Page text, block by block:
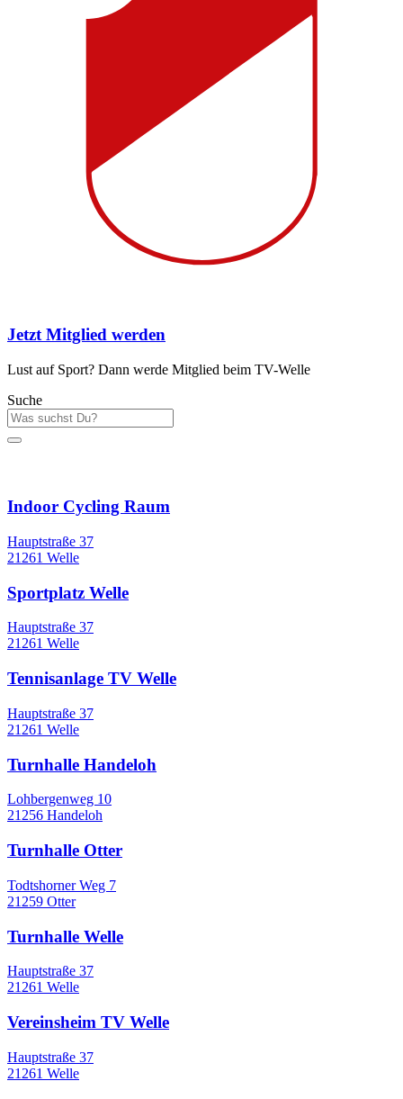
Jetzt Mitglied werden
Lust auf Sport? Dann werde Mitglied beim TV-Welle
Suche
Indoor Cycling Raum
Hauptstraße 37
21261 Welle
Sportplatz Welle
Hauptstraße 37
21261 Welle
Tennisanlage TV Welle
Hauptstraße 37
21261 Welle
Turnhalle Handeloh
Lohbergenweg 10
21256 Handeloh
Turnhalle Otter
Todtshorner Weg 7
21259 Otter
Turnhalle Welle
Hauptstraße 37
21261 Welle
Vereinsheim TV Welle
Hauptstraße 37
21261 Welle